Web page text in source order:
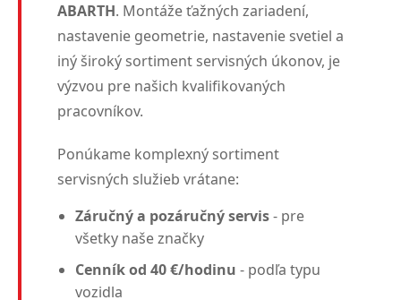
ABARTH. Montáže ťažných zariadení,
nastavenie geometrie, nastavenie svetiel a
iný široký sortiment servisných úkonov, je
výzvou pre našich kvalifikovaných
pracovníkov.
Ponúkame komplexný sortiment
servisných služieb vrátane:
Záručný a pozáručný servis- pre
všetky naše značky
Cenník od 40 €/hodinu - podľa typu
vozidla